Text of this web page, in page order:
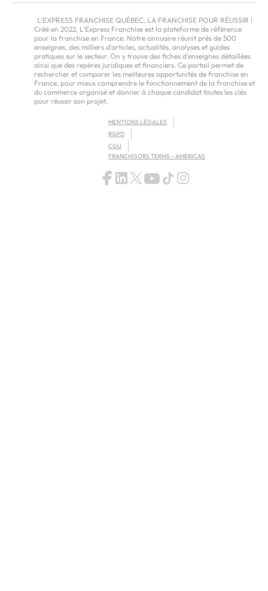
L'EXPRESS FRANCHISE QUÉBEC, LA FRANCHISE POUR RÉUSSIR !
Créé en 2022, L'Express Franchise est la plateforme de référence
pour la franchise en France. Notre annuaire réunit près de 500
enseignes, des milliers d'articles, actualités, analyses et guides
pratiques sur le secteur. On y trouve des fiches d'enseignes détaillées
ainsi que des repères juridiques et financiers. Ce portail permet de
rechercher et comparer les meilleures opportunités de franchise en
France, pour mieux comprendre le fonctionnement de la franchise et
du commerce organisé et donner à chaque candidat toutes les clés
pour réussir son projet.
MENTIONS LÉGALES
RGPD
CGU
FRANCHISORS TERMS – AMERICAS